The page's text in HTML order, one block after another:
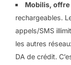
Mobilis, offre
rechargeables.
appels/SMS
les autres
DA de crédit.